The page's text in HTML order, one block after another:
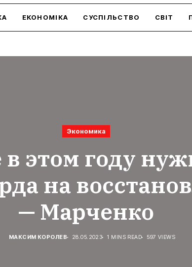
ЕКОНОМІКА СУСПІЛЬСТВО СВІТ
Экономика
этом году
на
— Марченко
МАКСИМ КОРОЛЕВ 28.05.2023 1 MINS READ 597 VIEWS